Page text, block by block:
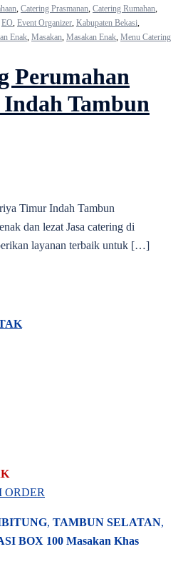
, Catering Prasmanan, Catering Rumahan,
EO, Event Organizer, Kabupaten Bekasi,
Enak, Masakan, Masakan Enak, Menu Catering
Perumahan
Tambun
Timur Indah Tambun
dan lezat Jasa catering di
layanan terbaik untuk […]
, TAMBUN SELATAN,
BOX 100 Masakan Khas